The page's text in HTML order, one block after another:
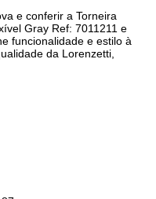
e conferir a Torneira
Gray Ref: 7011211 e
funcionalidade e estilo à
da Lorenzetti,